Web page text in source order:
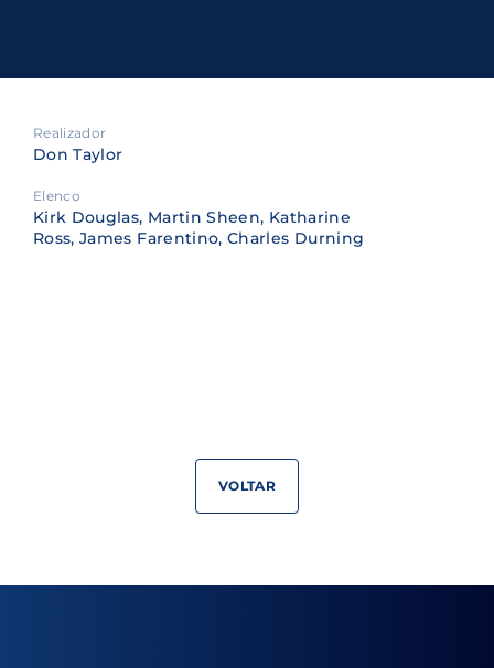
Realizador
Don Taylor
Elenco
Kirk Douglas, Martin Sheen, Katharine
Ross, James Farentino, Charles Durning
VOLTAR